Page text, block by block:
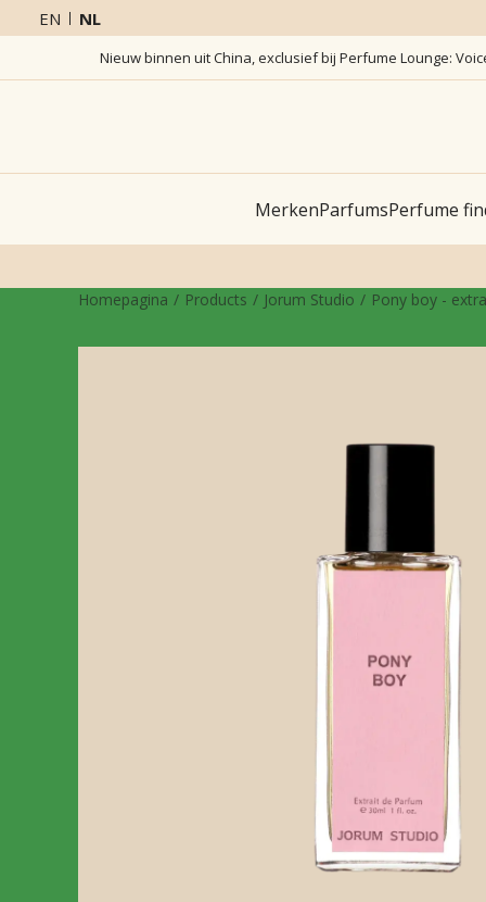
EN NL
Nieuw binnen uit China, exclusief bij Perfume Lounge:
MerkenParfumsPerfume
Homepagina Products Jorum Studio Pony boy -